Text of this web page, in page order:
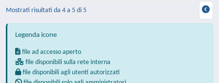
Mostrati risultati da 4 a 5 di 5
Legenda icone
file ad accesso aperto
file disponibili sulla rete interna
file disponibili agli utenti autorizzati